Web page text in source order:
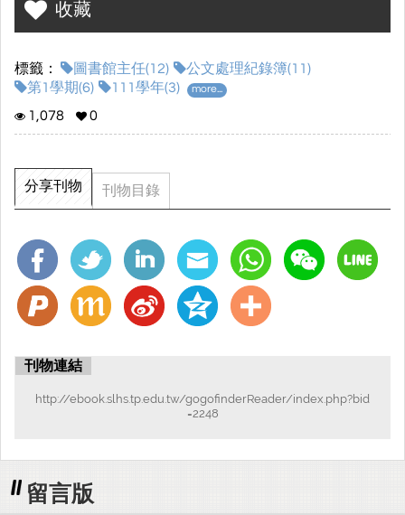
3. ISA國際學校獎
4. 資訊相關業務
6. 其他(存參)
7. 實務閱讀與創業提案競賽
收藏
標籤： 圖書館主任(12)
公文處理紀錄簿(11)
第1學期(6)
111學年(3) more...
1,078 0
分享刊物 刊物目錄
刊物連結
http://ebook.slhs.tp.edu.tw/gogofinderReader/index.php?bid
=2248
留言版